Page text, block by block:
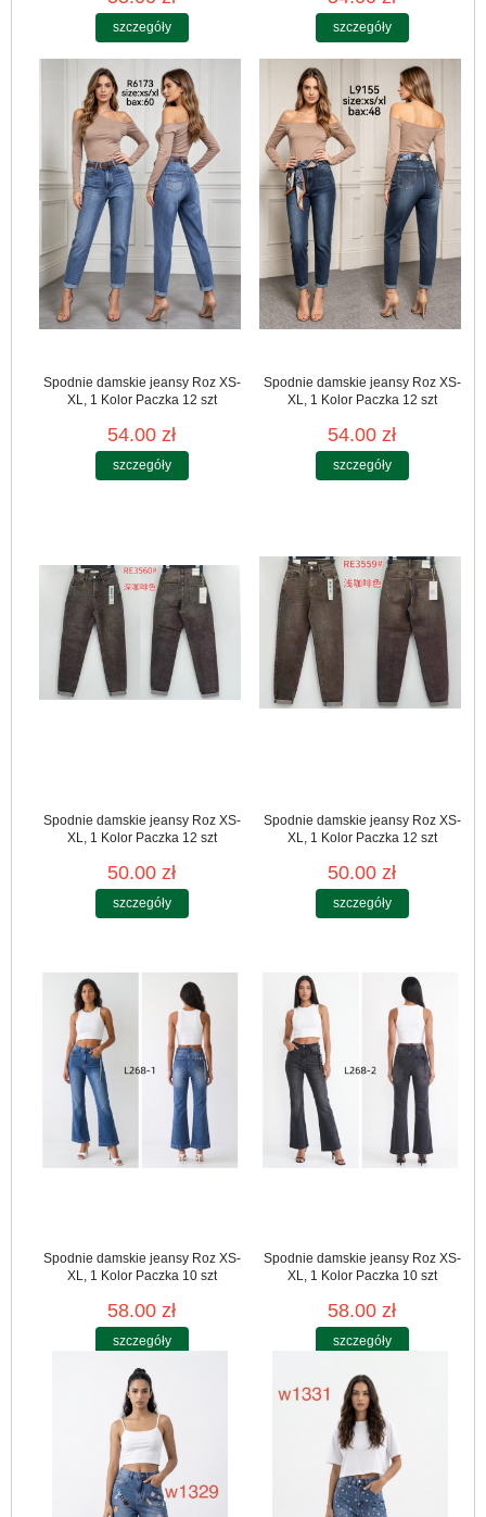
szczegóły szczegóły
Spodnie damskie jeansy Roz XS-
XL, 1 Kolor Paczka 12 szt
54.00 zł
szczegóły
Spodnie damskie jeansy Roz XS-
XL, 1 Kolor Paczka 12 szt
54.00 zł
szczegóły
Spodnie damskie jeansy Roz XS-
XL, 1 Kolor Paczka 12 szt
50.00 zł
szczegóły
Spodnie damskie jeansy Roz XS-
XL, 1 Kolor Paczka 12 szt
50.00 zł
szczegóły
Spodnie damskie jeansy Roz XS-
XL, 1 Kolor Paczka 10 szt
58.00 zł
szczegóły
Spodnie damskie jeansy Roz XS-
XL, 1 Kolor Paczka 10 szt
58.00 zł
szczegóły